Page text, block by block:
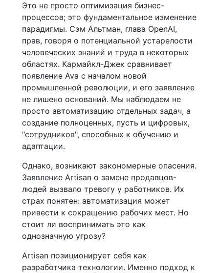
Это не просто оптимизация бизнес-
процессов; это фундаментальное изменение
парадигмы. Сэм Альтман, глава OpenAI,
прав, говоря о потенциальной устарелости
человеческих знаний и труда в некоторых
областях. Кармайкл-Джек сравнивает
появление Ava с началом новой
промышленной революции, и его заявление
не лишено оснований. Мы наблюдаем не
просто автоматизацию отдельных задач, а
создание полноценных, пусть и цифровых,
"сотрудников", способных к обучению и
адаптации.
Однако, возникают закономерные опасения.
Заявление Artisan о замене продавцов-
людей вызвало тревогу у работников. Их
страх понятен: автоматизация может
привести к сокращению рабочих мест. Но
стоит ли воспринимать это как
однозначную угрозу?
Artisan позиционирует себя как
разработчика технологии. Именно подход к